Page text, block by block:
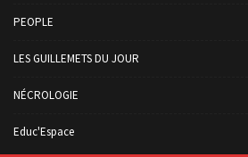
PEOPLE
LES GUILLEMETS DU JOUR
NÉCROLOGIE
Educ'Espace